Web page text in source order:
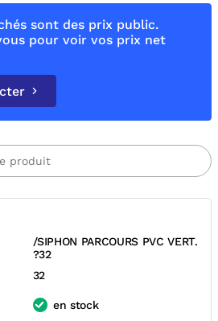
sont des prix public.
pour voir vos prix net
/SIPHON PARCOURS PVC VERT.
?32
32
en stock